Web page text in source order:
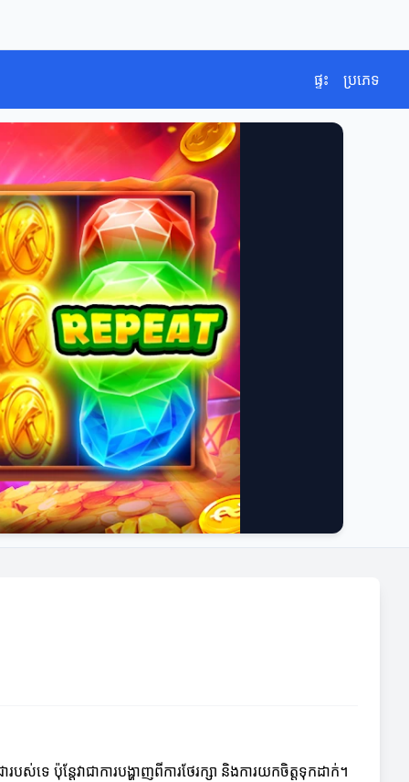
ផ្ទះ ប្រភេទ
ប៉ុន្តែវាជាការបង្ហាញពីការថែរក្សា និងការយកចិត្តទុកដាក់។